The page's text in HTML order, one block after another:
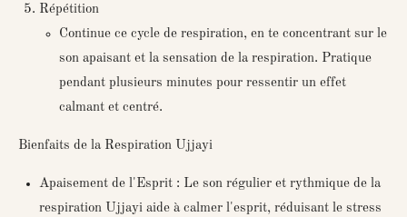
Répétition
Continue ce cycle de respiration, en te concentrant sur le
son apaisant et la sensation de la respiration. Pratique
pendant plusieurs minutes pour ressentir un effet
calmant et centré.
Bienfaits de la Respiration Ujjayi
Apaisement de l'Esprit : Le son régulier et rythmique de la
respiration Ujjayi aide à calmer l'esprit, réduisant le stress